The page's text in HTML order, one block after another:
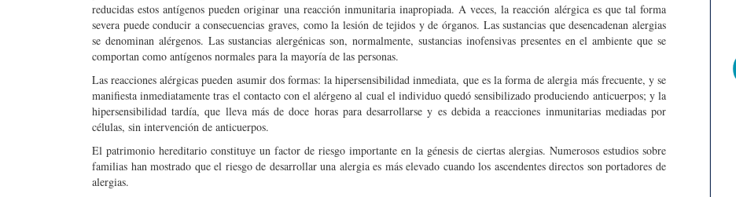
reducidas estos antígenos pueden originar una reacción inmunitaria inapropiada. A veces, la reacción alérgica es que tal forma
severa puede conducir a consecuencias graves, como la lesión de tejidos y de órganos. Las sustancias que desencadenan alergias
se denominan alérgenos. Las sustancias alergénicas son, normalmente, sustancias inofensivas presentes en el ambiente que se
comportan como antígenos normales para la mayoría de las personas.
Las reacciones alérgicas pueden asumir dos formas: la hipersensibilidad inmediata, que es la forma de alergia más frecuente, y se
manifiesta inmediatamente tras el contacto con el alérgeno al cual el individuo quedó sensibilizado produciendo anticuerpos; y la
hipersensibilidad tardía, que lleva más de doce horas para desarrollarse y es debida a reacciones inmunitarias mediadas por
células, sin intervención de anticuerpos.
El patrimonio hereditario constituye un factor de riesgo importante en la génesis de ciertas alergias. Numerosos estudios sobre
familias han mostrado que el riesgo de desarrollar una alergia es más elevado cuando los ascendentes directos son portadores de
alergias.